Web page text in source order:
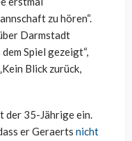
zu hören“.
Darmstadt
Spiel gezeigt“,
Blick zurück,
der 35-Jährige ein.
er Geraerts nicht